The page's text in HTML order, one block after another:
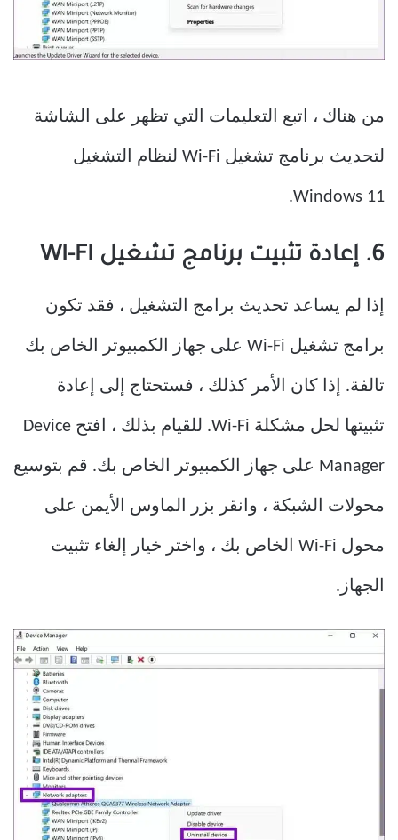
من هناك ، اتبع التعليمات التي تظهر على الشاشة
لتحديث برنامج تشغيل Wi-Fi لنظام التشغيل
Windows 11.
6. إعادة تثبيت برنامج تشغيل WI-FI
إذا لم يساعد تحديث برامج التشغيل ، فقد تكون
برامج تشغيل Wi-Fi على جهاز الكمبيوتر الخاص بك
تالفة. إذا كان الأمر كذلك ، فستحتاج إلى إعادة
تثبيتها لحل مشكلة Wi-Fi. للقيام بذلك ، افتح Device
Manager على جهاز الكمبيوتر الخاص بك. قم بتوسيع
محولات الشبكة ، وانقر بزر الماوس الأيمن على
محول Wi-Fi الخاص بك ، واختر خيار إلغاء تثبيت
الجهاز.